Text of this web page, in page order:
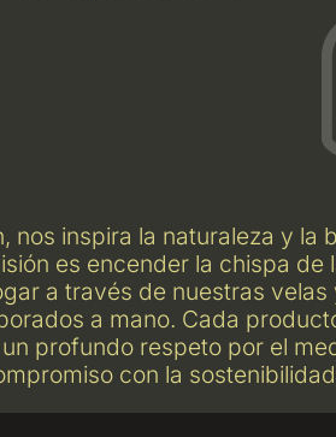
nos inspira la naturaleza y la
es encender la chispa de
a través de nuestras velas
a mano. Cada
profundo respeto por el
con la